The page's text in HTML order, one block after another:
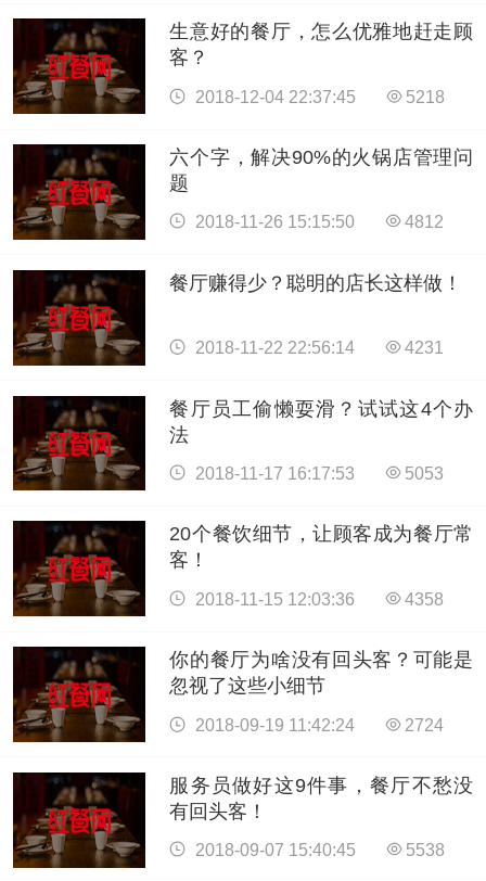
生意好的餐厅，怎么优雅地赶走顾
客？
2018-12-04 22:37:45 5218
六个字，解决90%的火锅店管理问
题
2018-11-26 15:15:50 4812
餐厅赚得少？聪明的店长这样做！
2018-11-22 22:56:14 4231
餐厅员工偷懒耍滑？试试这4个办
法
2018-11-17 16:17:53 5053
20个餐饮细节，让顾客成为餐厅常
客！
2018-11-15 12:03:36 4358
你的餐厅为啥没有回头客？可能是
忽视了这些小细节
2018-09-19 11:42:24 2724
服务员做好这9件事，餐厅不愁没
有回头客！
2018-09-07 15:40:45 5538